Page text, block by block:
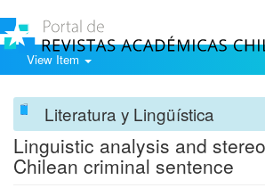
View Item
Literatura y Lingüística
Linguistic analysis and
Chilean criminal sentence